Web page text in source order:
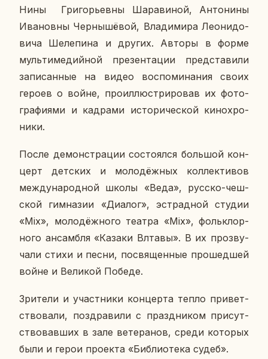
Нины Гри­го­рьев­ны Ша­ра­ви­ной, Ан­то­ни­ны
Ива­нов­ны Чер­ны­шё­вой, Вла­ди­ми­ра Лео­ни­до­
ви­ча Ше­ле­пи­на и других. Авторы в форме
муль­ти­ме­дий­ной пре­зен­та­ции пред­ста­ви­ли
за­пи­сан­ные на видео вос­по­ми­на­ния своих
героев о войне, про­ил­лю­стри­ро­вав их фо­то­
гра­фи­я­ми и кад­ра­ми ис­то­ри­че­ской ки­но­хро­
ни­ки.
После де­мон­стра­ции со­сто­ял­ся боль­шой кон­
церт дет­ских и мо­ло­дёж­ных кол­лек­ти­вов
меж­ду­на­род­ной школы «Веда», русско-чеш­
ской гим­на­зии «Диалог», эст­рад­ной студии
«Mix», мо­ло­дёж­но­го театра «Mix», фольк­лор­
но­го ан­сам­бля «Казаки Влтавы». В их про­зву­
ча­ли стихи и песни, по­свя­щен­ные про­шед­шей
войне и Ве­ли­кой Победе.
Зри­те­ли и участ­ни­ки кон­цер­та тепло при­вет­
ство­ва­ли, по­здра­ви­ли с празд­ни­ком при­сут­
ство­вав­ших в зале ве­те­ра­нов, среди ко­то­рых
были и герои про­ек­та «Биб­лио­те­ка судеб».